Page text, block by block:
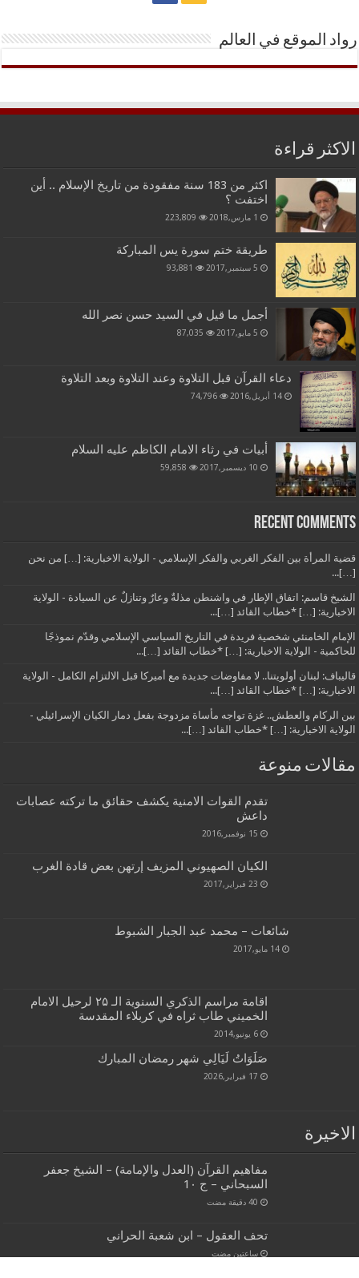
رواد الموقع في العالم
الاكثر قراءة
اكثر من 183 سنة مفقودة من تاريخ الإسلام .. أين
اختفت ؟
1 مارس,2018 223,809
طريقة ختم سورة يس المباركة
5 سبتمبر,2017 93,881
أجمل ما قيل في السيد حسن نصر الله
5 مايو,2017 87,035
دعاء القرآن قبل التلاوة وعند التلاوة وبعد التلاوة
14 أبريل,2016 74,796
أبيات في رثاء الامام الكاظم عليه السلام
10 ديسمبر,2017 59,858
Recent Comments
قضية المرأة بين الفكر الغربي والفكر الإسلامي - الولاية الاخبارية: […] من نحن
[…]...
الشيخ قاسم: اتفاق الإطار في واشنطن مذلةٌ وعارٌ وتنازلٌ عن السيادة - الولاية
الاخبارية: […] *خطاب القائد […]...
الإمام الخامنئي شخصية فريدة في التاريخ السياسي الإسلامي وقدّم نموذجًا
للحاكمية - الولاية الاخبارية: […] *خطاب القائد […]...
قاليباف: لبنان أولويتنا.. لا مفاوضات جديدة مع أميركا قبل الالتزام الكامل - الولاية
الاخبارية: […] *خطاب القائد […]...
بين الركام والعطش.. غزة تواجه مأساة مزدوجة بفعل دمار الكيان الإسرائيلي -
الولاية الاخبارية: […] *خطاب القائد […]...
مقالات منوعة
تقدم القوات الامنية يكشف حقائق ما تركته عصابات
داعش
15 نوفمبر,2016
الكيان الصهيوني المزيف إرتهن بعض قادة الغرب
23 فبراير,2017
شائعات – محمد عبد الجبار الشبوط
14 مايو,2017
اقامة مراسم الذكري السنوية الـ ۲۵ لرحيل الامام
الخميني طاب ثراه في كربلاء المقدسة
6 يونيو,2014
صَلَوَاتُ لَيَالِي شهر رمضان المبارك
17 فبراير,2026
الاخيرة
مفاهيم القرآن (العدل والإمامة) – الشيخ جعفر
السبحاني – ج 1٠
تحف العقول – ابن شعبة الحراني
‏ساعتين مضت